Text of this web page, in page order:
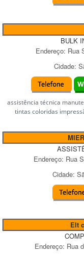
BULK
Endereço: Rua
Cidade:
assistência técnica
tintas coloridas
Endereço: Rua
Cidade:
Elt
Endereço: Rua